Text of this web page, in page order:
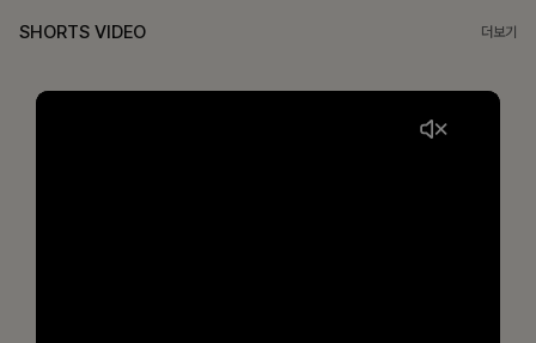
SHORTS VIDEO 더보기